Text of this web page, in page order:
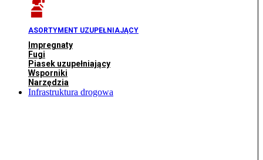
ASORTYMENT UZUPEŁNIAJĄCY
Impregnaty
Fugi
Piasek uzupełniający
Wsporniki
Narzędzia
Infrastruktura drogowa